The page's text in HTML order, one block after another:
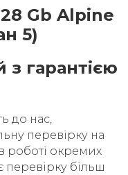
Gb Alpine
5)
з гарантією
до нас,
перевірку на
в роботі окремих
більш